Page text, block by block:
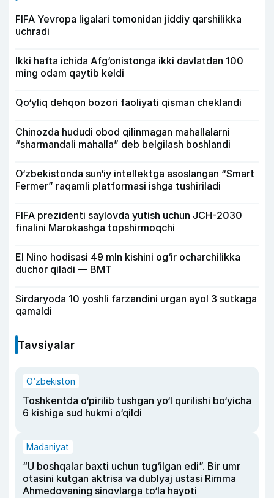
FIFA Yevropa ligalari tomonidan jiddiy qarshilikka
uchradi
Ikki hafta ichida Afg‘onistonga ikki davlatdan 100
ming odam qaytib keldi
Qo‘yliq dehqon bozori faoliyati qisman cheklandi
Chinozda hududi obod qilinmagan mahallalarni
“sharmandali mahalla” deb belgilash boshlandi
O‘zbekistonda sun‘iy intellektga asoslangan “Smart
Fermer” raqamli platformasi ishga tushiriladi
FIFA prezidenti saylovda yutish uchun JCH-2030
finalini Marokashga topshirmoqchi
El Nino hodisasi 49 mln kishini og‘ir ocharchilikka
duchor qiladi — BMT
Sirdaryoda 10 yoshli farzandini urgan ayol 3 sutkaga
qamaldi
Tavsiyalar
O‘zbekiston
Toshkentda o‘pirilib tushgan yo‘l qurilishi bo‘yicha
6 kishiga sud hukmi o‘qildi
Madaniyat
“U boshqalar baxti uchun tug‘ilgan edi”. Bir umr
otasini kutgan aktrisa va dublyaj ustasi Rimma
Ahmedovaning sinovlarga to‘la hayoti